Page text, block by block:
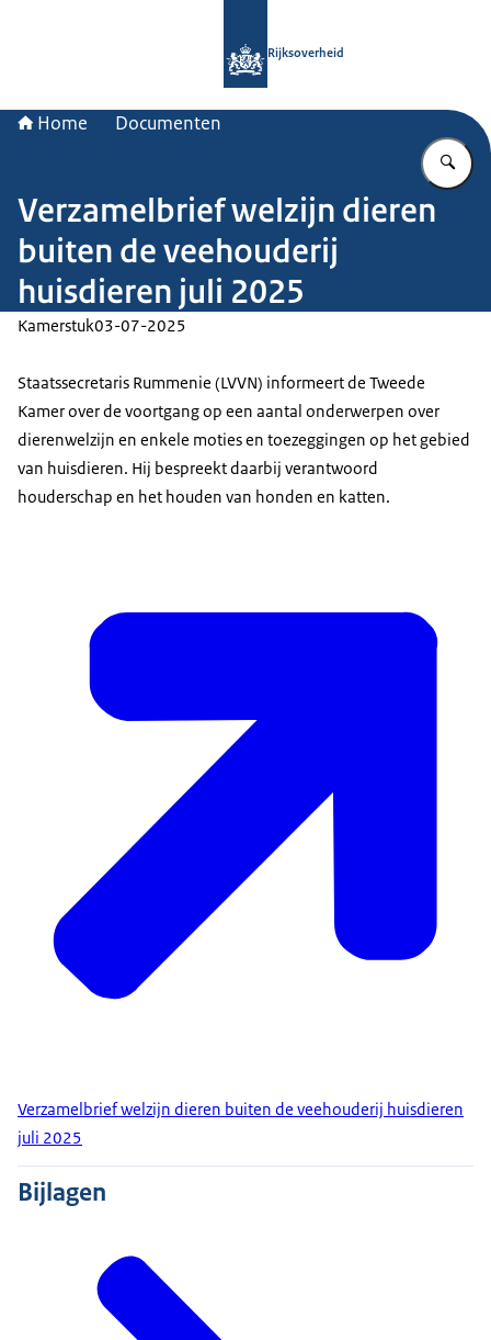
Rijksoverheid
Home Documenten
Verzamelbrief welzijn dieren
buiten de veehouderij
huisdieren juli 2025
Kamerstuk03-07-2025
Staatssecretaris Rummenie (LVVN) informeert de Tweede
Kamer over de voortgang op een aantal onderwerpen over
dierenwelzijn en enkele moties en toezeggingen op het gebied
van huisdieren. Hij bespreekt daarbij verantwoord
houderschap en het houden van honden en katten.
Verzamelbrief welzijn dieren buiten de veehouderij huisdieren
juli 2025
Bijlagen